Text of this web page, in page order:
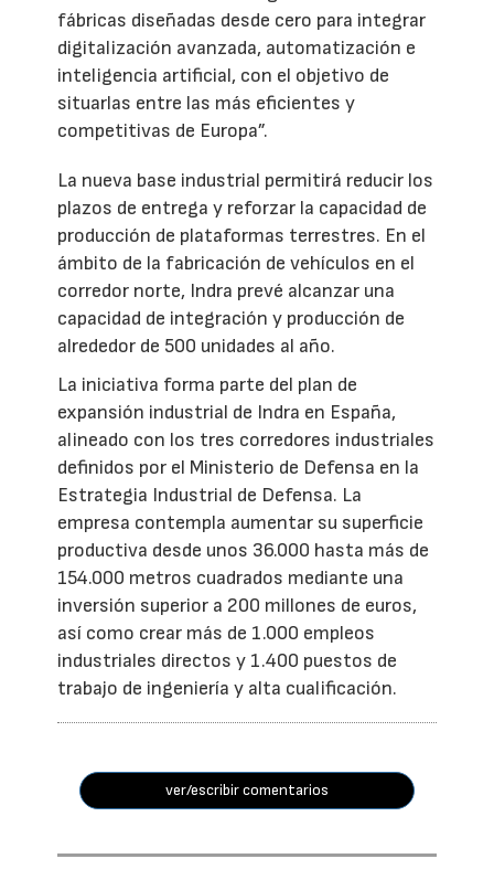
fábricas diseñadas desde cero para integrar
digitalización avanzada, automatización e
inteligencia artificial, con el objetivo de
situarlas entre las más eficientes y
competitivas de Europa”.
La nueva base industrial permitirá reducir los
plazos de entrega y reforzar la capacidad de
producción de plataformas terrestres. En el
ámbito de la fabricación de vehículos en el
corredor norte, Indra prevé alcanzar una
capacidad de integración y producción de
alrededor de 500 unidades al año.
La iniciativa forma parte del plan de
expansión industrial de Indra en España,
alineado con los tres corredores industriales
definidos por el Ministerio de Defensa en la
Estrategia Industrial de Defensa. La
empresa contempla aumentar su superficie
productiva desde unos 36.000 hasta más de
154.000 metros cuadrados mediante una
inversión superior a 200 millones de euros,
así como crear más de 1.000 empleos
industriales directos y 1.400 puestos de
trabajo de ingeniería y alta cualificación.
ver/escribir comentarios